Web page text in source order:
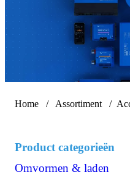
Home Assortiment
Product categorieën
Omvormen & laden